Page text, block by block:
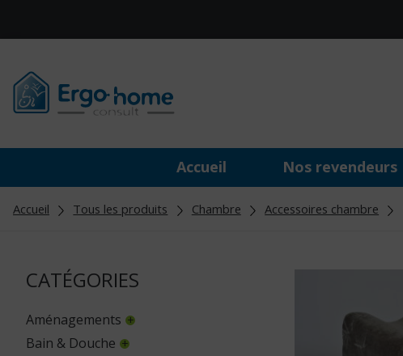
Accueil Nos revendeurs
Accueil Tous les produits Chambre Accessoires chambre
CATÉGORIES
Aménagements
Bain & Douche